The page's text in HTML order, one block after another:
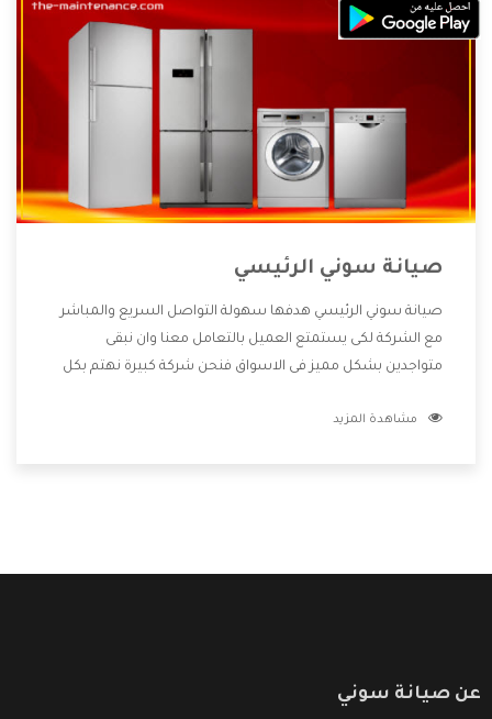
صيانة سوني الرئيسي
صيانة سوني الرئيسي هدفها سهولة التواصل السريع والمباشر
مع الشركة لكى يستمتع العميل بالتعامل معنا وان نبقى
متواجدين بشكل مميز فى الاسواق فنحن شركة كبيرة نهتم بكل
الشركة بها والتى تكون منها خدمة الصيانة التى تكون من أهم
مشاهدة المزيد
عن صيانة سوني